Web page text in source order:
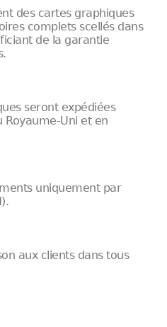
des cartes graphiques
complets scellés dans
de la garantie
seront expédiées
Uni et en
uniquement par
aux clients dans tous